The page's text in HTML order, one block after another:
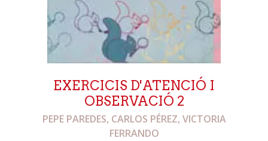
EXERCICIS D'ATENCIÓ I
OBSERVACIÓ 2
PEPE PAREDES, CARLOS PÉREZ, VICTORIA
FERRANDO